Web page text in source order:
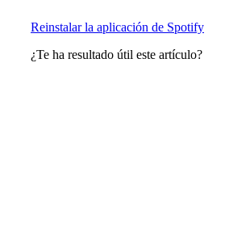
Reinstalar la aplicación de Spotify
¿Te ha resultado útil este artículo?